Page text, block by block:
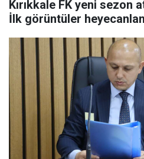
Kırıkkale FK yeni sezon
İlk görüntüler